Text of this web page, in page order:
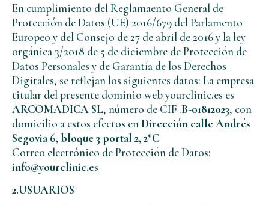
En cumplimiento del Reglamaento General de
Protección de Datos (UE) 2016/679 del Parlamento
Europeo y del Consejo de 27 de abril de 2016 y la ley
orgánica 3/2018 de 5 de diciembre de Protección de
Datos Personales y de Garantía de los Derechos
Digitales, se reflejan los siguientes datos: La empresa
titular del presente dominio web yourclinic.es es
ARCOMADICA SL, número de CIF .B-01812023, con
domicilio a estos efectos enDirección calle Andrés
Segovia 6, bloque 3 portal 2, 2°C
Correo electrónico de Protección de Datos:
info@yourclinic.es
2.USUARIOS